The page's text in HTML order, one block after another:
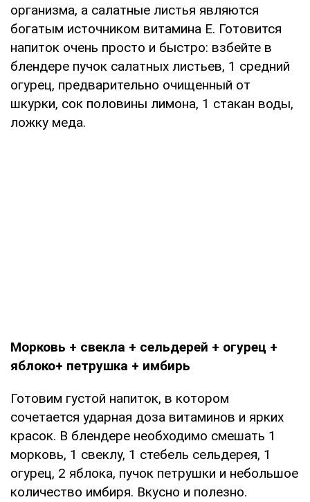
организма, а салатные листья являются
богатым источником витамина Е. Готовится
напиток очень просто и быстро: взбейте в
блендере пучок салатных листьев, 1 средний
огурец, предварительно очищенный от
шкурки, сок половины лимона, 1 стакан воды,
ложку меда.
Морковь + свекла + сельдерей + огурец +
яблоко+ петрушка + имбирь
Готовим густой напиток, в котором
сочетается ударная доза витаминов и ярких
красок. В блендере необходимо смешать 1
морковь, 1 свеклу, 1 стебель сельдерея, 1
огурец, 2 яблока, пучок петрушки и небольшое
количество имбиря. Вкусно и полезно.